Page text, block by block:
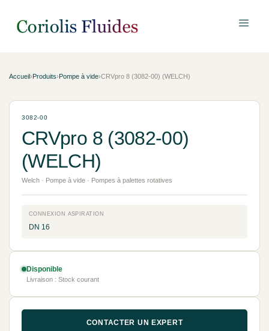
Accueil›Produits›Pompe à vide›CRVpro 8 (3082-00) (WELCH)
3082-00
CRVpro 8 (3082-00)
(WELCH)
Welch · Pompe à vide · Pompes à palettes rotatives
CONNEXION ASPIRATION
DN 16
Disponible
Livraison : Stock courant
CONTACTER UN EXPERT